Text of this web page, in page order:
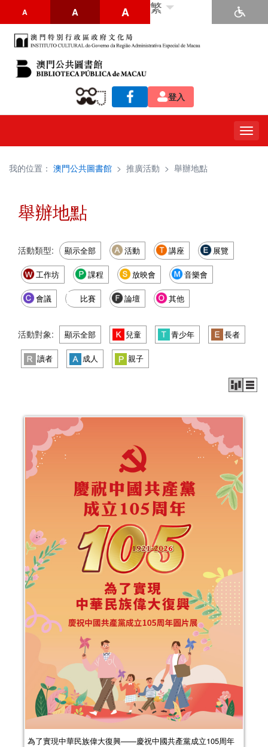
A A A 繁
登入
我的位置： 澳門公共圖書館 > 推廣活動 > 舉辦地點
舉辦地點
活動類型: 顯示全部 活動 講座 展覽
工作坊 課程 放映會 音樂會
會議 比賽 論壇 其他
活動對象: 顯示全部 兒童 青少年 長者
讀者 成人 親子
為了實現中華民族偉大復興——慶祝中國共產黨成立105周年